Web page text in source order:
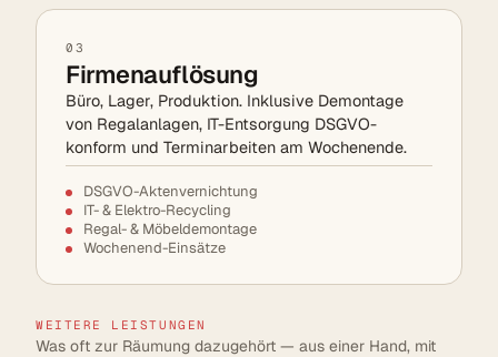
03
Firmenauflösung
Büro, Lager, Produktion. Inklusive Demontage
von Regalanlagen, IT-Entsorgung DSGVO-
konform und Terminarbeiten am Wochenende.
DSGVO-Aktenvernichtung
IT- & Elektro-Recycling
Regal- & Möbeldemontage
Wochenend-Einsätze
WEITERE LEISTUNGEN
Was oft zur Räumung dazugehört — aus einer Hand, mit